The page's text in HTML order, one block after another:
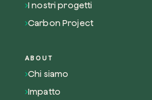
I nostri progetti
Carbon Project
ABOUT
Chi siamo
Impatto